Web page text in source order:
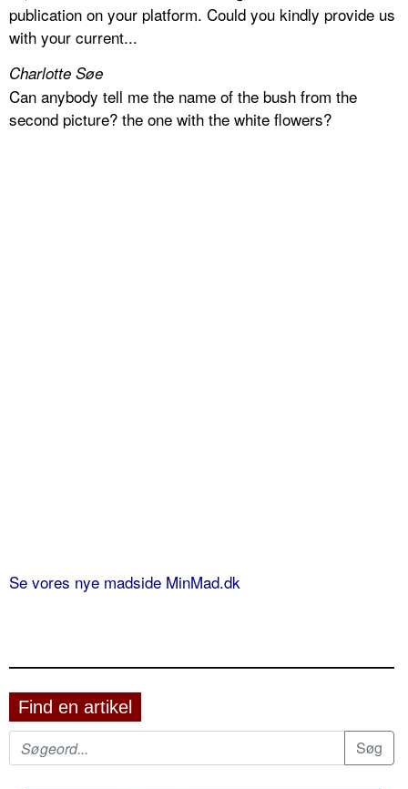
publication on your platform. Could you kindly provide us
with your current...
Charlotte Søe
Can anybody tell me the name of the bush from the
second picture? the one with the white flowers?
Se vores nye madside MinMad.dk
Find en artikel